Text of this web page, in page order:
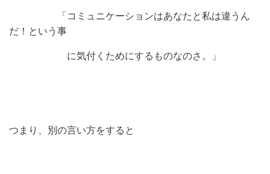
「コミュニケーションはあなたと私は違うん
だ！という事
に気付くためにするものなのさ。」
つまり、別の言い方をすると